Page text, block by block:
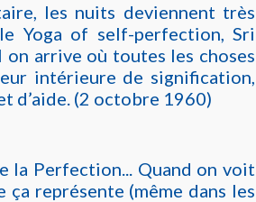
les nuits deviennent très
Yoga of self-perfection, Sri
arrive où toutes les choses
intérieure de signification,
d’aide. (2 octobre 1960)
la Perfection... Quand on voit
ça représente (même dans les